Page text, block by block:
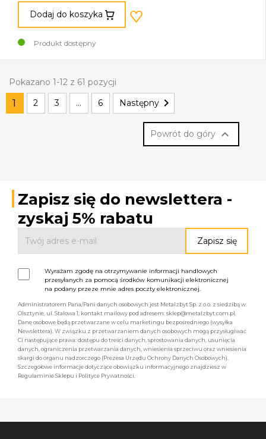
Dodaj do koszyka
Produkt dostępny
Pokazano 1-12 z 61 pozycji
1 2 3 … 6 Następny 
Powrót do góry 
Zapisz się do newslettera -
zyskaj 5% rabatu
Wyrażam zgodę na otrzymywanie informacji handlowych
przesyłanych za pomocą środków komunikacji elektronicznej
na podany przeze mnie adres poczty elektronicznej.
Administratorem Pana/Pani danych osobowych jest Metalzbyt Sp. z o.o. z siedzibą w
Olsztynie, ul. Stalowa 1, kontakt mailowy pod adresem: sklep@metalzbyt.com.pl.
Dane osobowe będą przetwarzane w celu marketingu bezpośredniego (wysyłka
Newslettera). W związku z przetwarzaniem danych osobowych mogą przysługiwać
Ci następujące prawa: dostępu do treści danych, sprostowania danych, usunięcia
danych, ograniczenia przetwarzania danych, wniesienia sprzeciwu oraz wniesienia
skargi do organu nadzorczego (Prezesa Urzędu Ochrony Danych Osobowych).
Szczegółowe informacje dotyczące obowiązku informacyjnego znajdziesz w
Regulaminie Sklepu i Polityce Prywatności.